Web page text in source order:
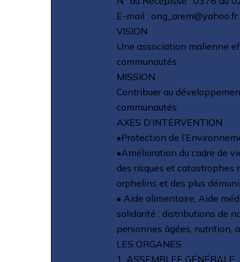
E-mail : ong_arem@yahoo.fr
VISION
Une association malienne
communautés
MISSION
Contribuer au
communautés.
AXES D’INTERVENTION
•Protection de
•Amélioration du cadre de
des risques et catastrophes
orphelins et des plus
• Aide alimentaire, Aide
solidarité : distributions de
personnes âgées, nutrition,
LES ORGANES
1. ASSEMBLEE GÉNÉRALE